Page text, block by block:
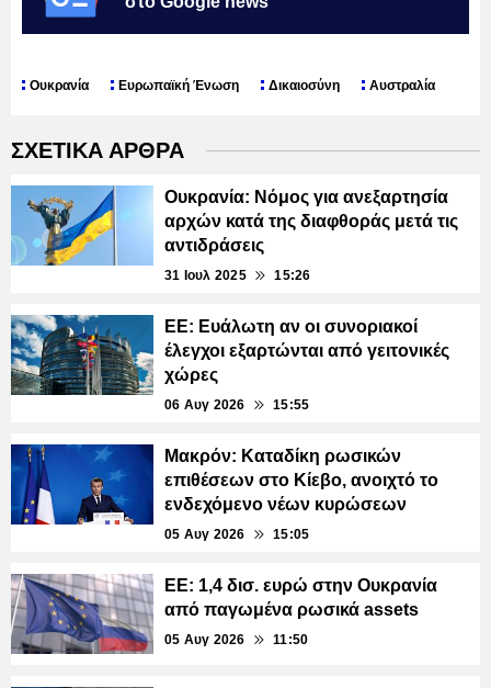
Ουκρανία Ευρωπαϊκή Ένωση Δικαιοσύνη Αυστραλία
ΣΧΕΤΙΚΑ ΑΡΘΡΑ
Ουκρανία: Νόμος για ανεξαρτησία
αρχών κατά της διαφθοράς μετά τις
αντιδράσεις
31 Ιουλ 2025 15:26
ΕΕ: Ευάλωτη αν οι συνοριακοί
έλεγχοι εξαρτώνται από γειτονικές
χώρες
06 Αυγ 2026 15:55
Μακρόν: Καταδίκη ρωσικών
επιθέσεων στο Κίεβο, ανοιχτό το
ενδεχόμενο νέων κυρώσεων
05 Αυγ 2026 15:05
ΕΕ: 1,4 δισ. ευρώ στην Ουκρανία
από παγωμένα ρωσικά assets
05 Αυγ 2026 11:50